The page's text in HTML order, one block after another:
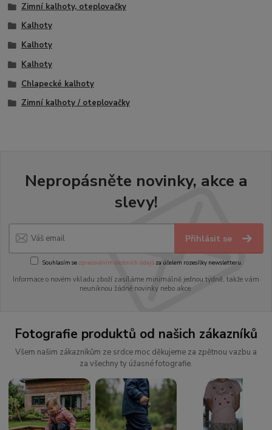
Zimní kalhoty, oteplovačky
Kalhoty
Kalhoty
Kalhoty
Chlapecké kalhoty
Zimní kalhoty / oteplovačky
Nepropásněte novinky, akce a
slevy!
Přihlásit se
Souhlasím se zpracováním osobních údajůza účelem rozesílky newsletteru.
Informace o novém vkladu zboží zasíláme minimálně jednou týdně, takže vám
neuniknou žádné novinky nebo akce.
Fotografie produktů od našich zákazníků
Všem našim zákazníkům ze srdce moc děkujeme za zpětnou vazbu a
za všechny ty úžasné fotografie.